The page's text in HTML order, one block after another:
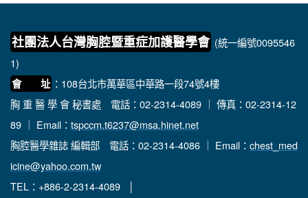
社團法人台灣胸腔暨重症加護醫學會 (統一編號0095546
1)
會 址 ：108台北市萬華區中華路一段74號4樓
胸 重 醫 學 會 秘書處 電話：02-2314-4089 ｜ 傳真：02-2314-12
89 ｜ Email： tspccm.t6237@msa.hinet.net
胸腔醫學雜誌 編輯部 電話：02-2314-4086 ｜ Email： chest_med
icine@yahoo.com.tw
TEL：+886-2-2314-4089 │